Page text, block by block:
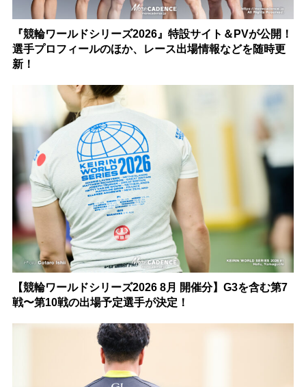
『競輪ワールドシリーズ2026』特設サイト＆PVが公開！
選手プロフィールのほか、レース出場情報などを随時更
新！
【競輪ワールドシリーズ2026 8月 開催分】G3を含む第7
戦〜第10戦の出場予定選手が決定！